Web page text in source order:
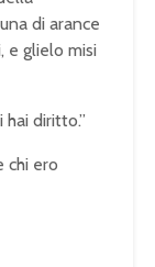
di arance
e glielo misi
hai diritto.”
chi ero